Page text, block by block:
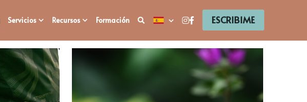
Servicios Recursos Formación ESCRIBIME